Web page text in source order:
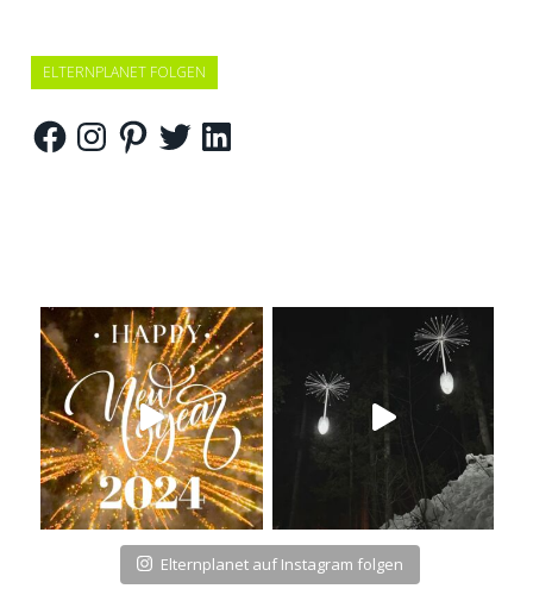
ELTERNPLANET FOLGEN
FacebookInstagramPinterestTwitterLinkedIn
Elternplanet auf Instagram folgen